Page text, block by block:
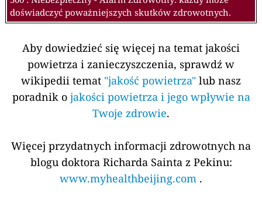
doświadczyć poważniejszych skutków zdrowotnych.
Aby dowiedzieć się więcej na temat jakości
powietrza i zanieczyszczenia, sprawdź w
wikipedii temat "jakość powietrza" lub nasz
poradnik o jakości powietrza i jego wpływie na
Twoje zdrowie.
Więcej przydatnych informacji zdrowotnych na
blogu doktora Richarda Sainta z Pekinu:
www.myhealthbeijing.com .